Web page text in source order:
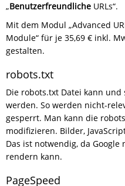
„Benutzerfreundliche URLs“.
Mit dem Modul „Advanced
Module“ für je 35,69 € inkl.
gestalten.
robots.txt
Die robots.txt Datei kann
werden. So werden nicht-
gesperrt. Man kann die
modifizieren. Bilder,
Das ist notwendig, da
rendern kann.
PageSpeed